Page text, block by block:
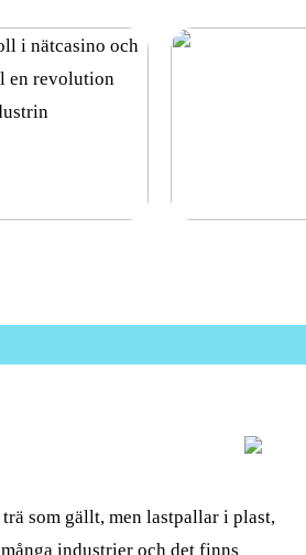
som gällt, men lastpallar i plast,
industrier och det finns